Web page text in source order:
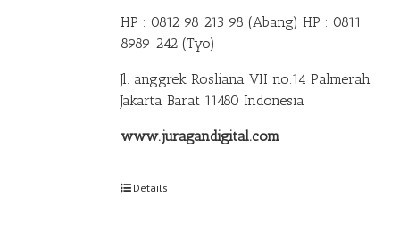
HP : 0812 98 213 98 (Abang) HP : 0811
8989 242 (Tyo)
Jl. anggrek Rosliana VII no.14 Palmerah
Jakarta Barat 11480 Indonesia
www.juragandigital.com
Details